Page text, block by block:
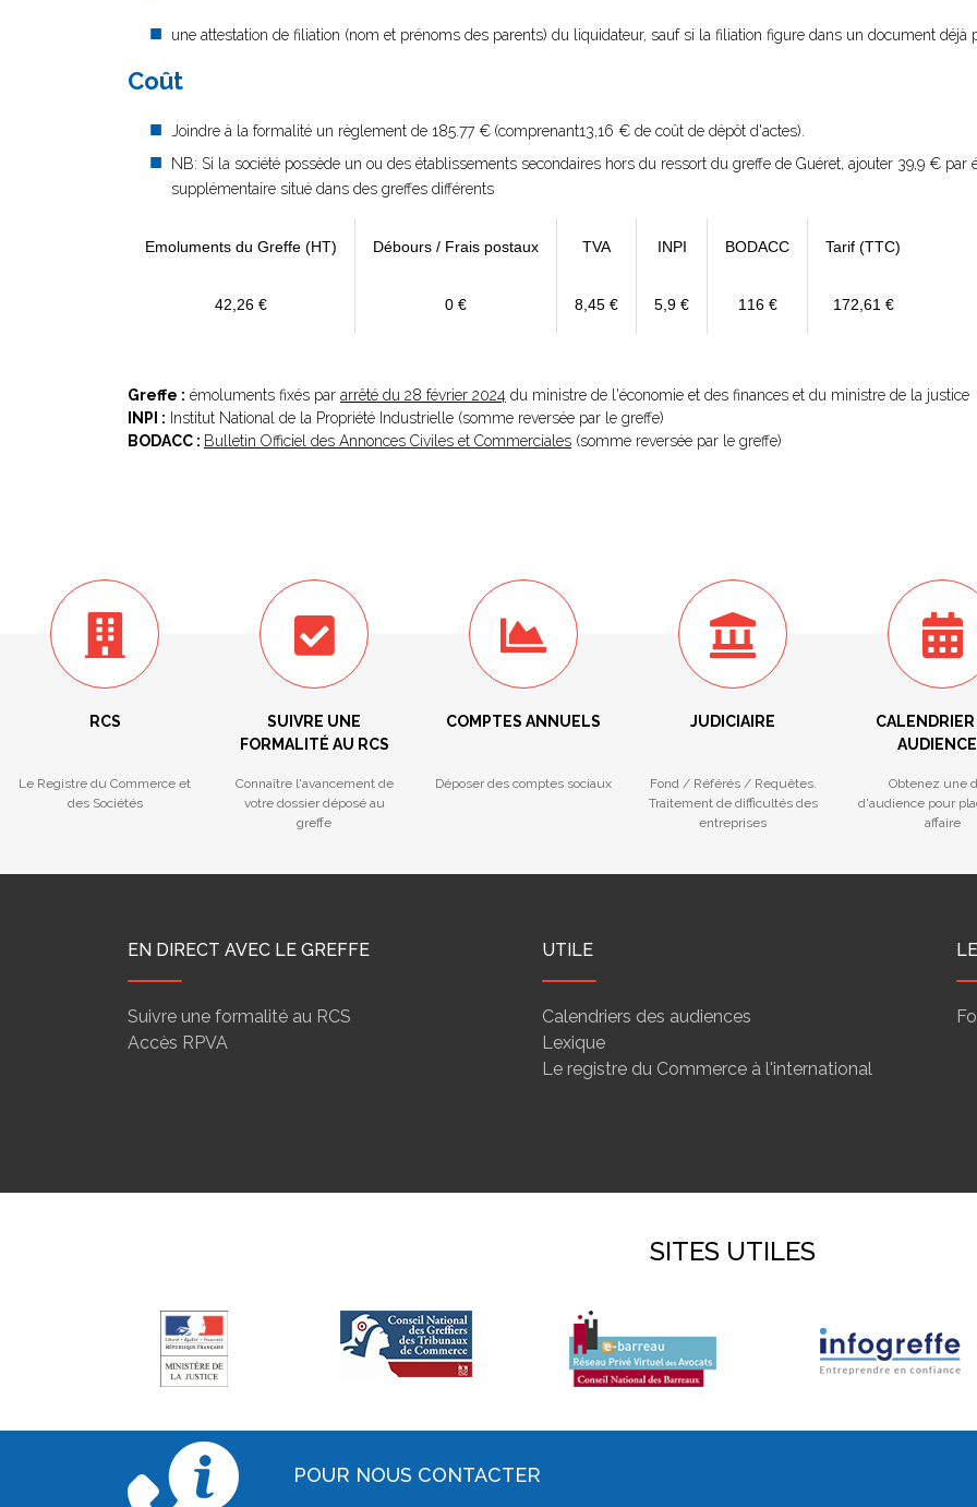
une attestation de filiation (nom et prénoms des parents) du liquidateur, sauf si la filiation figure dans un document déjà
Coût
Joindre à la formalité un règlement de 185.77 € (comprenant13,16 € de coût de dépôt d'actes).
NB: Si la société possède un ou des établissements secondaires hors du ressort du greffe de Guéret, ajouter 39,9 € par
supplémentaire situé dans des greffes différents
Emoluments du Greffe (HT) Débours / Frais postaux TVA INPI BODACC Tarif (TTC)
42,26 € 0 € 8,45 € 5,9 € 116 € 172,61 €
Greffe : émoluments fixés par arrêté du 28 février 2024 du ministre de l'économie et des finances et du ministre de la justice
INPI : Institut National de la Propriété Industrielle (somme reversée par le greffe)
BODACC : Bulletin Officiel des Annonces Civiles et Commerciales (somme reversée par le greffe)
RCS
Le Registre du Commerce et
des Sociétés
SUIVRE UNE
FORMALITÉ AU RCS
Connaître l'avancement de
votre dossier déposé au
greffe
COMPTES ANNUELS
Déposer des comptes sociaux
JUDICIAIRE
Fond / Référés / Requêtes.
Traitement de difficultés des
entreprises
CALENDRIER
Obtenez une
d'audience pour
affaire
EN DIRECT AVEC LE GREFFE
Suivre une formalité au RCS
Accès RPVA
UTILE
Calendriers des audiences
Lexique
Le registre du Commerce à l'international
SITES UTILES
POUR NOUS CONTACTER